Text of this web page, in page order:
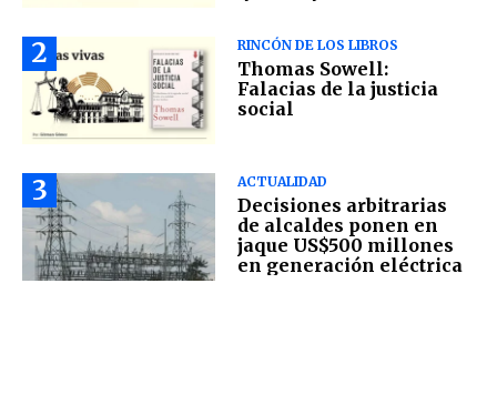
2 RINCÓN DE LOS LIBROS
Thomas Sowell:
Falacias de la justicia
social
3 ACTUALIDAD
Decisiones arbitrarias
de alcaldes ponen en
jaque US$500 millones
en generación eléctrica